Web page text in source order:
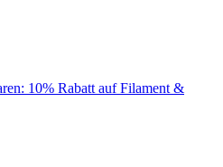
10% Rabatt auf Filament &